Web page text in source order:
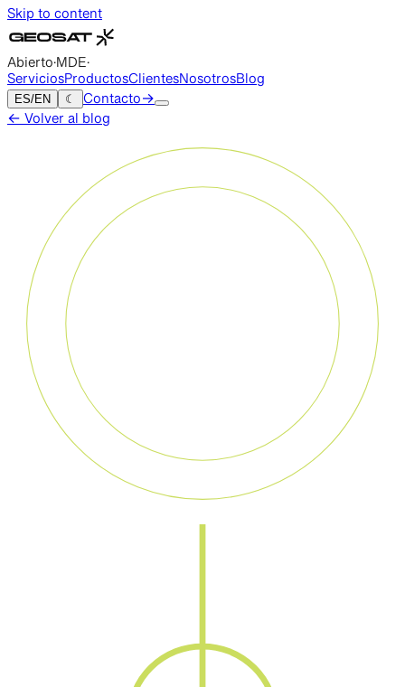
Skip to content
Abierto·MDE·
ServiciosProductosClientesNosotrosBlog
ES/EN ☾ Contacto→
←Volver al blog